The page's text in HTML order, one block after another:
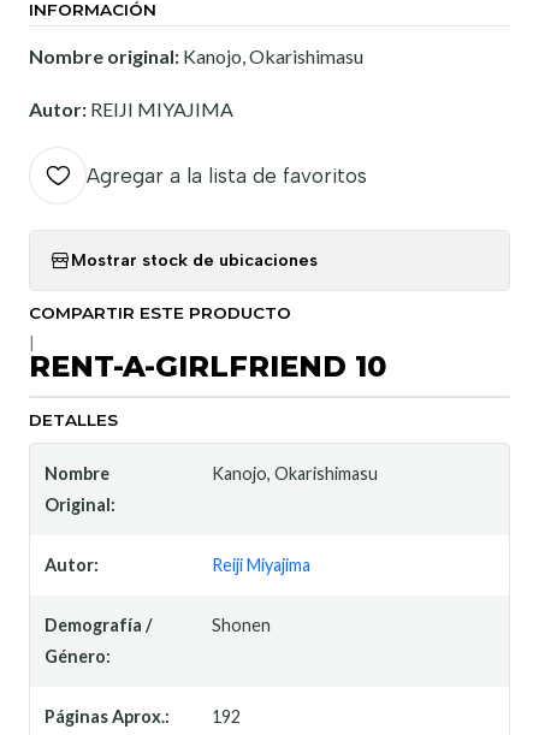
INFORMACIÓN
Nombre original: Kanojo, Okarishimasu
Autor: REIJI MIYAJIMA
Agregar a la lista de favoritos
Mostrar stock de ubicaciones
COMPARTIR ESTE PRODUCTO
RENT-A-GIRLFRIEND 10
DETALLES
Nombre
Original:
Kanojo, Okarishimasu
Autor: Reiji Miyajima
Demografía /
Género:
Shonen
Páginas Aprox.: 192